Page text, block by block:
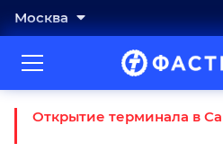
Москва
Открытие терминала в